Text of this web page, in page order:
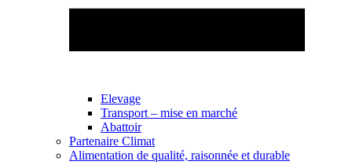
Elevage
Transport – mise en marché
Abattoir
Partenaire Climat
Alimentation de qualité, raisonnée et durable